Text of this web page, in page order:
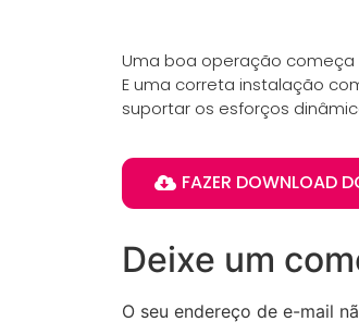
Uma boa operação
E uma correta instalação
suportar os esforços
FAZER DOWNLOAD
Deixe um
O seu endereço de e-mail